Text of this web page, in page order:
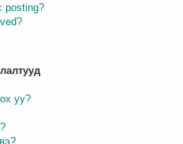
posting?
уу?